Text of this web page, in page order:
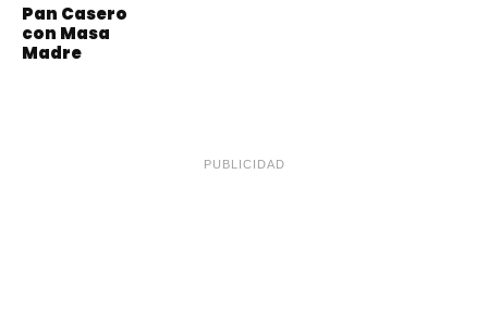
Pan Casero
con Masa
Madre
PUBLICIDAD